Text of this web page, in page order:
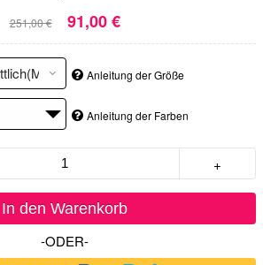
251,00 € 91,00 €
Anleitung der Größe
Anleitung der Farben
+
In den Warenkorb
-ODER-